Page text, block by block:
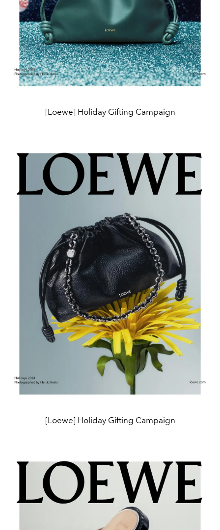
[Loewe] Holiday Gifting Campaign
[Loewe] Holiday Gifting Campaign